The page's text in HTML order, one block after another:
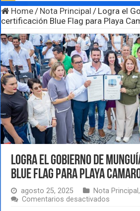
Home / Nota Principal / Logra el
certificación Blue Flag para Playa
Logra el Gobierno de
Blue Flag para Playa
agosto 25, 2025 Nota Principal,
Comentarios desactivados